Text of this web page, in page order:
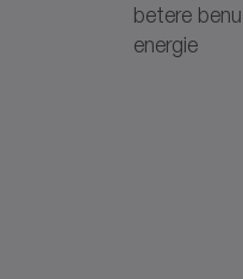
betere
energie